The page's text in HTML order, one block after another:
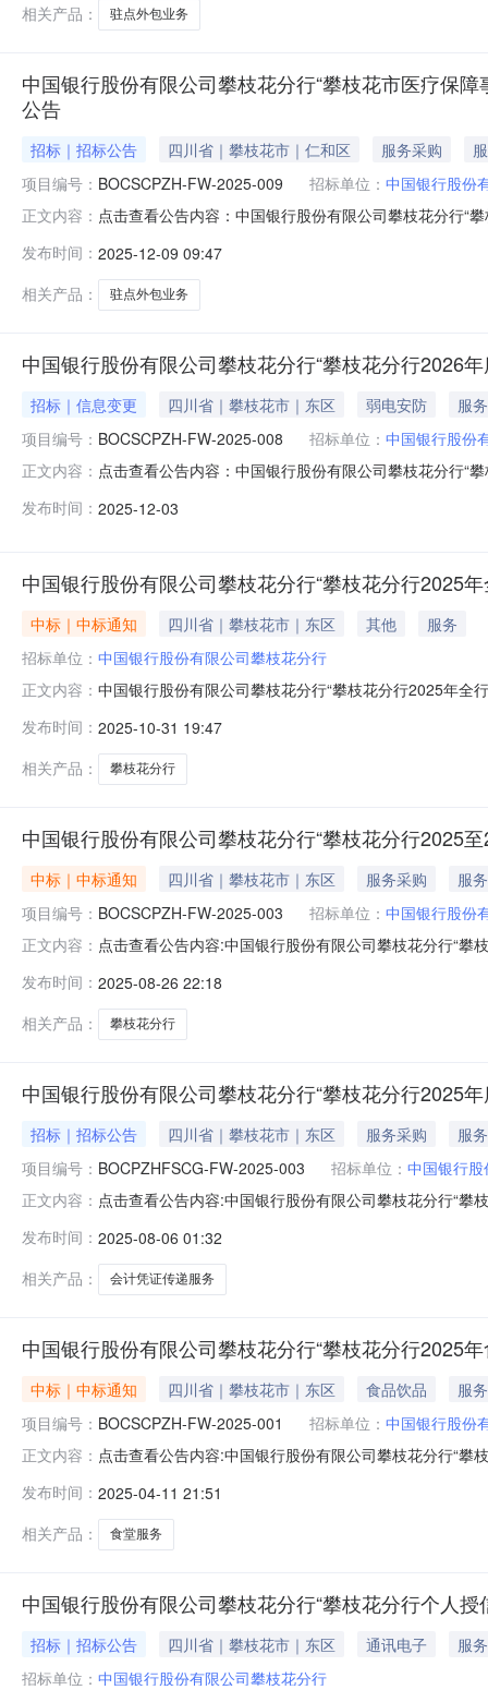
相关产品：
驻点外包业务
中国银行股份有限公司攀枝花分行“攀枝花市医疗保
公告
招标｜招标公告 四川省｜攀枝花市｜仁和区 服务采购
项目编号： BOCSCPZH-FW-2025-009 招标单位： 中国银行股份
正文内容： 点击查看公告内容：中国银行股份有限公司攀枝花分行“
发布时间： 2025-12-09 09:47
相关产品：
驻点外包业务
中国银行股份有限公司攀枝花分行“攀枝花分行2026
招标｜信息变更 四川省｜攀枝花市｜东区 弱电安防
服务
项目编号： BOCSCPZH-FW-2025-008 招标单位： 中国银行股份
正文内容： 点击查看公告内容：中国银行股份有限公司攀枝花分行“
发布时间： 2025-12-03
中国银行股份有限公司攀枝花分行“攀枝花分行2025
中标｜中标通知 四川省｜攀枝花市｜东区 其他
服务
招标单位： 中国银行股份有限公司攀枝花分行
正文内容： 中国银行股份有限公司攀枝花分行“攀枝花分行2025年全
发布时间： 2025-10-31 19:47
相关产品：
攀枝花分行
中国银行股份有限公司攀枝花分行“攀枝花分行2025
中标｜中标通知 四川省｜攀枝花市｜东区 服务采购
服务
项目编号： BOCSCPZH-FW-2025-003 招标单位： 中国银行股份
正文内容： 点击查看公告内容:中国银行股份有限公司攀枝花分行“
目：中标人：攀枝花市中攀信保安服务有限公司中标价
发布时间： 2025-08-26 22:18
相关产品：
攀枝花分行
中国银行股份有限公司攀枝花分行“攀枝花分行2025
招标｜招标公告 四川省｜攀枝花市｜东区 服务采购
服务
项目编号： BOCPZHFSCG-FW-2025-003 招标单位： 中国银行
正文内容： 点击查看公告内容:中国银行股份有限公司攀枝花分行“
凭证传递服务项目”已由项目审批/核准/备案机关批准，
发布时间： 2025-08-06 01:32
相关产品：
会计凭证传递服务
中国银行股份有限公司攀枝花分行“攀枝花分行2025
中标｜中标通知 四川省｜攀枝花市｜东区 食品饮品
服务
项目编号： BOCSCPZH-FW-2025-001 招标单位： 中国银行股份
正文内容： 点击查看公告内容:中国银行股份有限公司攀枝花分行“攀
有限公司中标价格：120.96万元二、其他：项目名称：
发布时间： 2025-04-11 21:51
相关产品：
食堂服务
中国银行股份有限公司攀枝花分行“攀枝花分行个人
招标｜招标公告 四川省｜攀枝花市｜东区 通讯电子
服务
招标单位： 中国银行股份有限公司攀枝花分行